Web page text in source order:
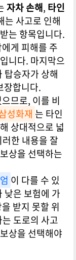
자차 손해, 타인
는 사고로 인해
는 항목입니다.
게 피해를 주
니다. 마지막으
탑승자가 상해
장합니다.
므로, 이를 비
성화재 는 타인
상대적으로 넓
한 내용을 잘
상을 선택하는
이 다를 수 있
낮은 보험에 가
받지 못할 위
도로의 사고
상을 선택해야